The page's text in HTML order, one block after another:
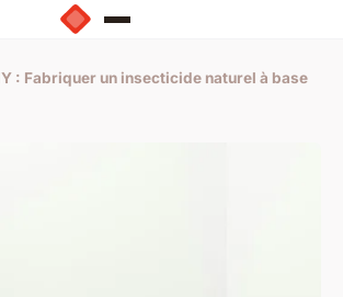
: Fabriquer un insecticide naturel à base